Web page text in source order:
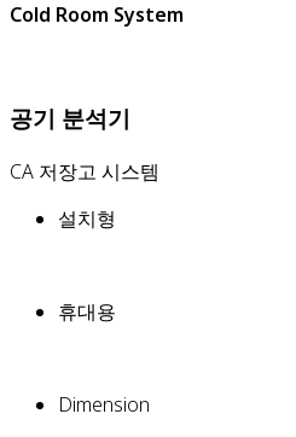
Cold Room System
공기 분석기
CA 저장고 시스템
설치형
휴대용
Dimension